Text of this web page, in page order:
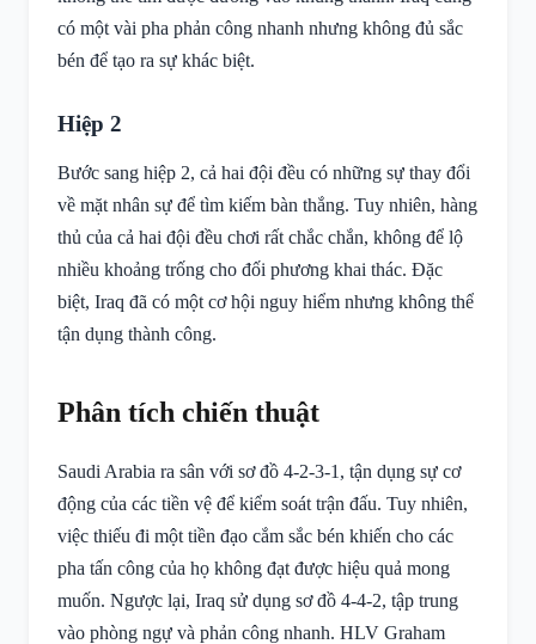
có một vài pha phản công nhanh nhưng không đủ sắc
bén để tạo ra sự khác biệt.
Hiệp 2
Bước sang hiệp 2, cả hai đội đều có những sự thay đổi
về mặt nhân sự để tìm kiếm bàn thắng. Tuy nhiên, hàng
thủ của cả hai đội đều chơi rất chắc chắn, không để lộ
nhiều khoảng trống cho đối phương khai thác. Đặc
biệt, Iraq đã có một cơ hội nguy hiểm nhưng không thể
tận dụng thành công.
Phân tích chiến thuật
Saudi Arabia ra sân với sơ đồ 4-2-3-1, tận dụng sự cơ
động của các tiền vệ để kiểm soát trận đấu. Tuy nhiên,
việc thiếu đi một tiền đạo cắm sắc bén khiến cho các
pha tấn công của họ không đạt được hiệu quả mong
muốn. Ngược lại, Iraq sử dụng sơ đồ 4-4-2, tập trung
vào phòng ngự và phản công nhanh. HLV Graham